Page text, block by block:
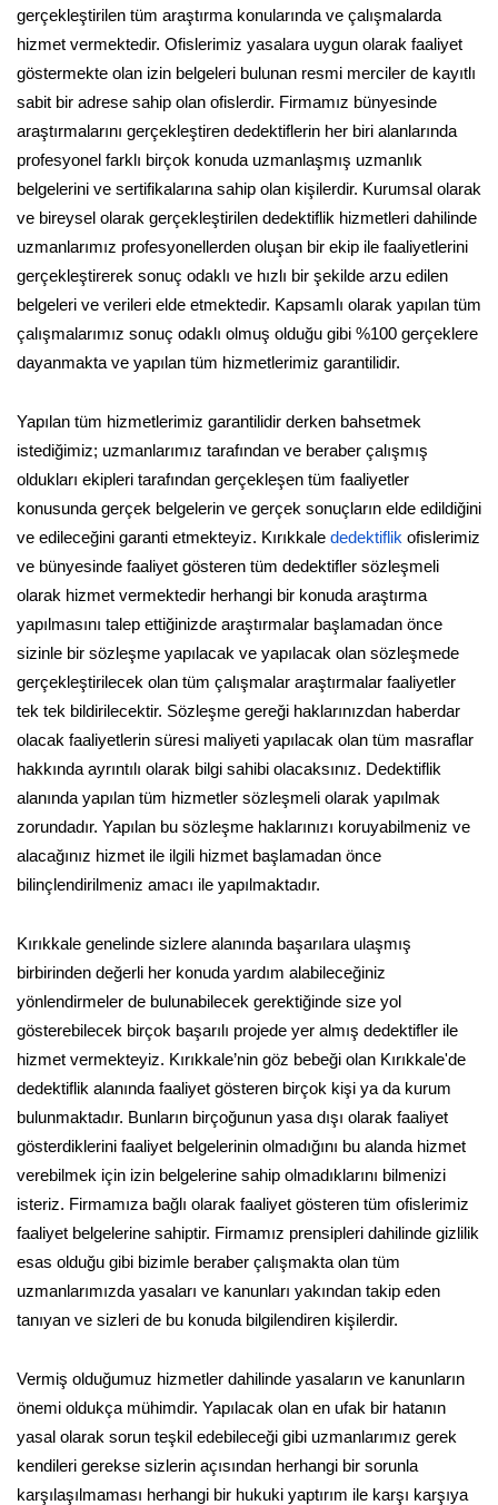
gerçekleştirilen tüm araştırma konularında ve çalışmalarda
hizmet vermektedir. Ofislerimiz yasalara uygun olarak faaliyet
göstermekte olan izin belgeleri bulunan resmi merciler de kayıtlı
sabit bir adrese sahip olan ofislerdir. Firmamız bünyesinde
araştırmalarını gerçekleştiren dedektiflerin her biri alanlarında
profesyonel farklı birçok konuda uzmanlaşmış uzmanlık
belgelerini ve sertifikalarına sahip olan kişilerdir. Kurumsal olarak
ve bireysel olarak gerçekleştirilen dedektiflik hizmetleri dahilinde
uzmanlarımız profesyonellerden oluşan bir ekip ile faaliyetlerini
gerçekleştirerek sonuç odaklı ve hızlı bir şekilde arzu edilen
belgeleri ve verileri elde etmektedir. Kapsamlı olarak yapılan tüm
çalışmalarımız sonuç odaklı olmuş olduğu gibi %100 gerçeklere
dayanmakta ve yapılan tüm hizmetlerimiz garantilidir.
Yapılan tüm hizmetlerimiz garantilidir derken bahsetmek
istediğimiz; uzmanlarımız tarafından ve beraber çalışmış
oldukları ekipleri tarafından gerçekleşen tüm faaliyetler
konusunda gerçek belgelerin ve gerçek sonuçların elde edildiğini
ve edileceğini garanti etmekteyiz. Kırıkkale dedektiflik ofislerimiz
ve bünyesinde faaliyet gösteren tüm dedektifler sözleşmeli
olarak hizmet vermektedir herhangi bir konuda araştırma
yapılmasını talep ettiğinizde araştırmalar başlamadan önce
sizinle bir sözleşme yapılacak ve yapılacak olan sözleşmede
gerçekleştirilecek olan tüm çalışmalar araştırmalar faaliyetler
tek tek bildirilecektir. Sözleşme gereği haklarınızdan haberdar
olacak faaliyetlerin süresi maliyeti yapılacak olan tüm masraflar
hakkında ayrıntılı olarak bilgi sahibi olacaksınız. Dedektiflik
alanında yapılan tüm hizmetler sözleşmeli olarak yapılmak
zorundadır. Yapılan bu sözleşme haklarınızı koruyabilmeniz ve
alacağınız hizmet ile ilgili hizmet başlamadan önce
bilinçlendirilmeniz amacı ile yapılmaktadır.
Kırıkkale genelinde sizlere alanında başarılara ulaşmış
birbirinden değerli her konuda yardım alabileceğiniz
yönlendirmeler de bulunabilecek gerektiğinde size yol
gösterebilecek birçok başarılı projede yer almış dedektifler ile
hizmet vermekteyiz. Kırıkkale’nin göz bebeği olan Kırıkkale'de
dedektiflik alanında faaliyet gösteren birçok kişi ya da kurum
bulunmaktadır. Bunların birçoğunun yasa dışı olarak faaliyet
gösterdiklerini faaliyet belgelerinin olmadığını bu alanda hizmet
verebilmek için izin belgelerine sahip olmadıklarını bilmenizi
isteriz. Firmamıza bağlı olarak faaliyet gösteren tüm ofislerimiz
faaliyet belgelerine sahiptir. Firmamız prensipleri dahilinde gizlilik
esas olduğu gibi bizimle beraber çalışmakta olan tüm
uzmanlarımızda yasaları ve kanunları yakından takip eden
tanıyan ve sizleri de bu konuda bilgilendiren kişilerdir.
Vermiş olduğumuz hizmetler dahilinde yasaların ve kanunların
önemi oldukça mühimdir. Yapılacak olan en ufak bir hatanın
yasal olarak sorun teşkil edebileceği gibi uzmanlarımız gerek
kendileri gerekse sizlerin açısından herhangi bir sorunla
karşılaşılmaması herhangi bir hukuki yaptırım ile karşı karşıya